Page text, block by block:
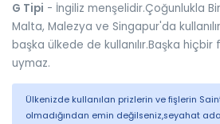
G Tipi - İngiliz menşelidir.Çoğunlukla
Malta, Malezya ve Singapur'da
başka ülkede de kullanılır.Başka
uymaz.
Ülkenizde kullanılan prizlerin ve fişlerin
olmadığından emin değilseniz,seyahat